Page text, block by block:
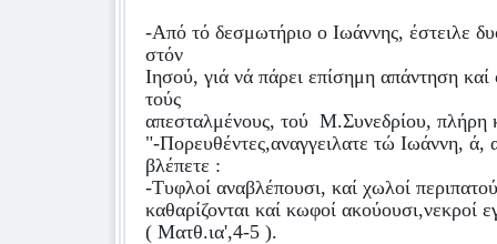
-Από τό δεσμωτήριο ο Ιωάννης, έστειλε
στόν
Ιησού, γιά νά πάρει επίσημη απάντηση
τούς
απεσταλμένους, τού Μ.Συνεδρίου, πλήρη
"-Πορευθέντες,αναγγειλατε τώ Ιωάννη, ά,
βλέπετε :
-Τυφλοί αναβλέπουσι, καί χωλοί
καθαρίζονται καί κωφοί ακούουσι,νεκροί
( Ματθ.ια',4-5 ).